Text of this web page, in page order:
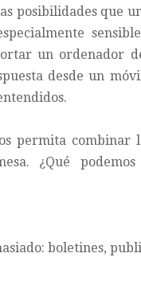
posibilidades que
un ordenador
desde un
permita combinar
¿Qué
boletines,